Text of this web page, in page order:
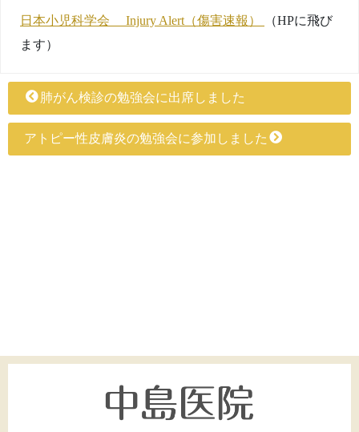
日本小児科学会 Injury Alert（傷害速報）
（HPに飛び
ます）
肺がん検診の勉強会に出席しました
アトピー性皮膚炎の勉強会に参加しました